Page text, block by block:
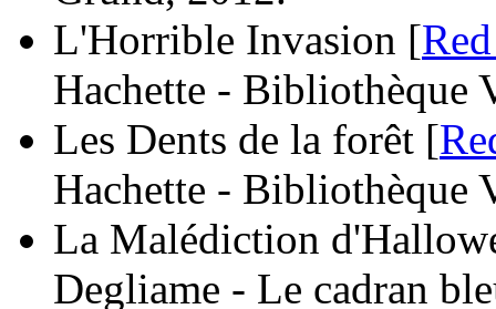
L'Horrible Invasion [
Hachette - Bibliothèque
Les Dents de la forêt [
Hachette - Bibliothèque
La Malédiction
Degliame - Le cadran